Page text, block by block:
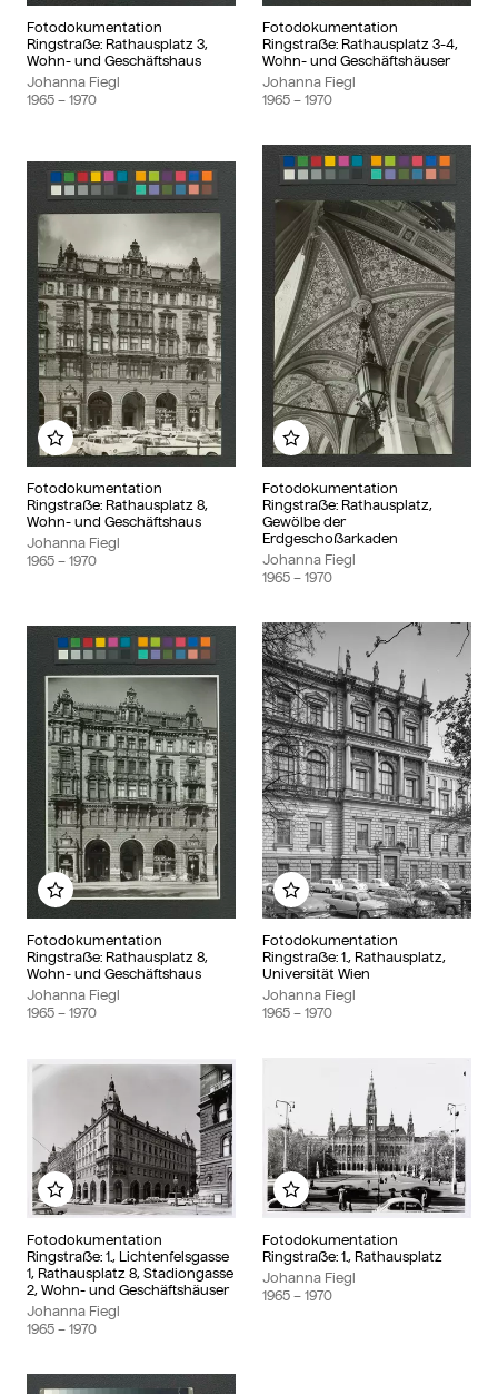
Fotodokumentation
Ringstraße: Rathausplatz 3,
Wohn- und Geschäftshaus
Johanna Fiegl
1965 – 1970
Fotodokumentation
Ringstraße: Rathausplatz 3-4,
Wohn- und Geschäftshäuser
Johanna Fiegl
1965 – 1970
Fotodokumentation
Ringstraße: Rathausplatz 8,
Wohn- und Geschäftshaus
Johanna Fiegl
1965 – 1970
Add to my album
Fotodokumentation
Ringstraße: Rathausplatz,
Gewölbe der
Erdgeschoßarkaden
Johanna Fiegl
1965 – 1970
Add to my album
Fotodokumentation
Ringstraße: Rathausplatz 8,
Wohn- und Geschäftshaus
Johanna Fiegl
1965 – 1970
Add to my album
Fotodokumentation
Ringstraße: 1., Rathausplatz,
Universität Wien
Johanna Fiegl
1965 – 1970
Add to my album
Fotodokumentation
Ringstraße: 1., Lichtenfelsgasse
1, Rathausplatz 8, Stadiongasse
2, Wohn- und Geschäftshäuser
Johanna Fiegl
1965 – 1970
Add to my album
Fotodokumentation
Ringstraße: 1., Rathausplatz
Johanna Fiegl
1965 – 1970
Add to my album